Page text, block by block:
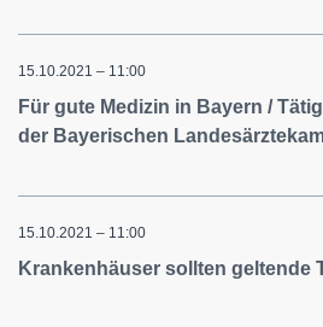
15.10.2021 – 11:00
Für gute Medizin in Bayern /
der Bayerischen
15.10.2021 – 11:00
Krankenhäuser sollten geltende